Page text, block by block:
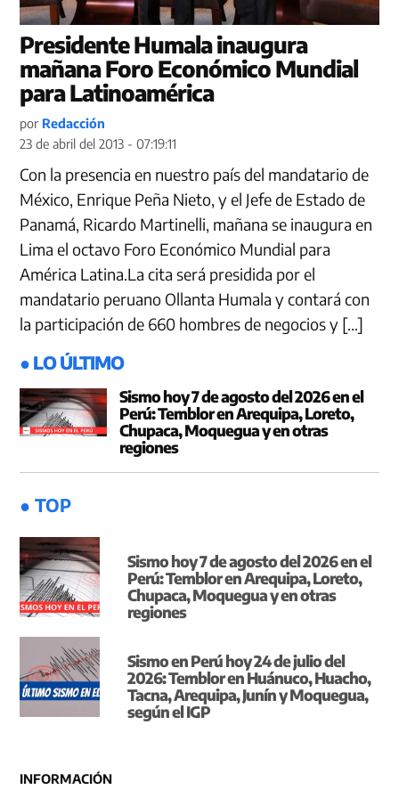
Presidente Humala inaugura
mañana Foro Económico Mundial
para Latinoamérica
por Redacción
23 de abril del 2013 - 07:19:11
Con la presencia en nuestro país del mandatario de
México, Enrique Peña Nieto, y el Jefe de Estado de
Panamá, Ricardo Martinelli, mañana se inaugura en
Lima el octavo Foro Económico Mundial para
América Latina.La cita será presidida por el
mandatario peruano Ollanta Humala y contará con
la participación de 660 hombres de negocios y […]
● LO ÚLTIMO
Sismo hoy 7 de agosto del 2026 en el
Perú: Temblor en Arequipa, Loreto,
Chupaca, Moquegua y en otras
regiones
● TOP
Sismo hoy 7 de agosto del 2026 en el
Perú: Temblor en Arequipa, Loreto,
Chupaca, Moquegua y en otras
regiones
Sismo en Perú hoy 24 de julio del
2026: Temblor en Huánuco, Huacho,
Tacna, Arequipa, Junín y Moquegua,
según el IGP
INFORMACIÓN